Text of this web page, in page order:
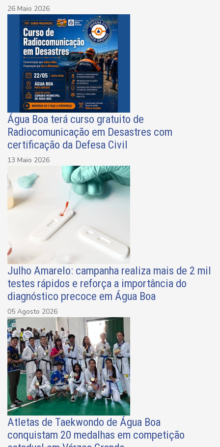
26 Maio 2026
Água Boa terá curso gratuito de
Radiocomunicação em Desastres com
certificação da Defesa Civil
13 Maio 2026
Julho Amarelo: campanha realiza mais de 2 mil
testes rápidos e reforça a importância do
diagnóstico precoce em Água Boa
05 Agosto 2026
Atletas de Taekwondo de Água Boa
conquistam 20 medalhas em competição